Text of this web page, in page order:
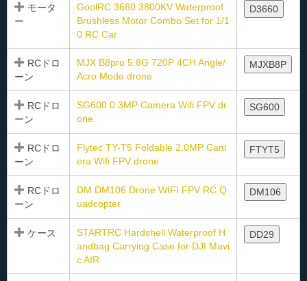
モータ
ー
GoolRC 3660 3800KV Waterproof
Brushless Motor Combo Set for 1/1
0 RC Car
D3660
RCドロ
ーン
MJX B8pro 5.8G 720P 4CH Angle/
Acro Mode drone
MJXB8P
RCドロ
ーン
SG600 0.3MP Camera Wifi FPV dr
one
SG600
RCドロ
ーン
Flytec TY-T5 Foldable 2.0MP Cam
era Wifi FPV drone
FTYT5
RCドロ
ーン
DM DM106 Drone WIFI FPV RC Q
uadcopter
DM106
ケース
STARTRC Hardshell Waterproof H
andbag Carrying Case for DJI Mavi
c AIR
DD29